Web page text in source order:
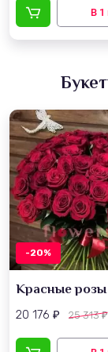
-20%
Красные розы
20 176 ₽ 25 313₽